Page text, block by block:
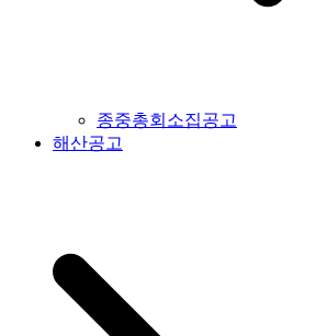
종중총회소집공고
해산공고